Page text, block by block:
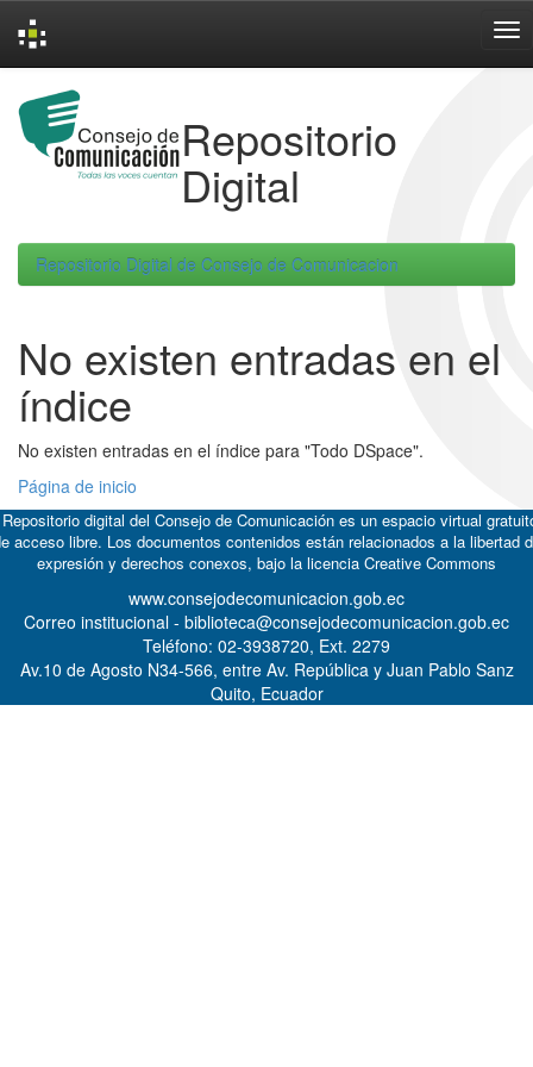
navigation
Repositorio
Digital
Repositorio Digital de Consejo de Comunicacion
No existen entradas en el
índice
No existen entradas en el índice para "Todo DSpace".
Página de inicio
digital del Consejo de Comunicación es un espacio virtual
acceso libre. Los documentos contenidos están relacionados a la libertad
expresión y derechos conexos, bajo la licencia Creative Commons
www.consejodecomunicacion.gob.ec
Correo institucional - biblioteca@consejodecomunicacion.gob.ec
Teléfono: 02-3938720, Ext. 2279
Av.10 de Agosto N34-566, entre Av. República y Juan Pablo Sanz
Quito, Ecuador